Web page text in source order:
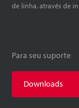
de linha, através de
Para seu suporte
Downloads